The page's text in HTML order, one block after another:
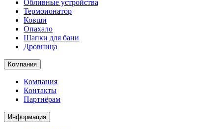
Обливные устройства
Термоионатор
Ковши
Опахало
Шапки для бани
Дровница
Компания
Компания
Контакты
Партнёрам
Информация